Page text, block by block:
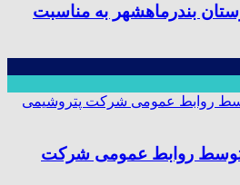
بندرماهشهر به مناسبت
توسط روابط عمومی شرکت